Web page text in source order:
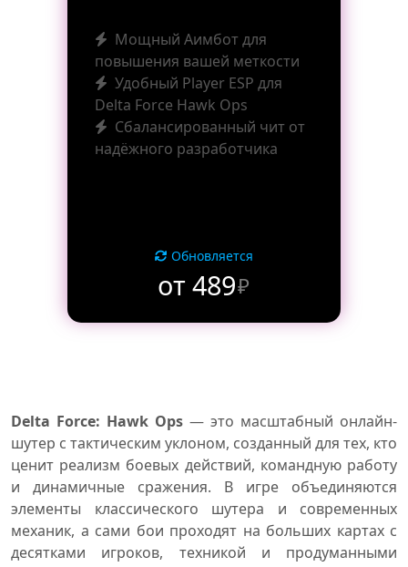
Мощный Аимбот для
повышения вашей меткости
Удобный Player ESP для
Delta Force Hawk Ops
Сбалансированный чит от
надёжного разработчика
Обновляется
от 489₽
Delta Force: Hawk Ops — это масштабный онлайн-
шутер с тактическим уклоном, созданный для тех, кто
ценит реализм боевых действий, командную работу
и динамичные сражения. В игре объединяются
элементы классического шутера и современных
механик, а сами бои проходят на больших картах с
десятками игроков, техникой и продуманными